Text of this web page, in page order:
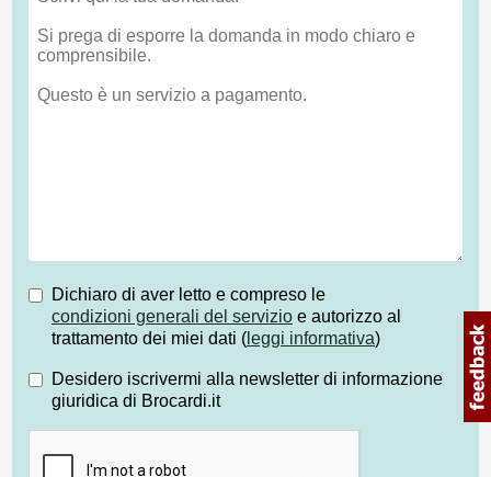
Dichiaro di aver letto e compreso le
condizioni generali del servizio e autorizzo al
trattamento dei miei dati ( leggi informativa)
Desidero iscrivermi alla newsletter di informazione
giuridica di Brocardi.it